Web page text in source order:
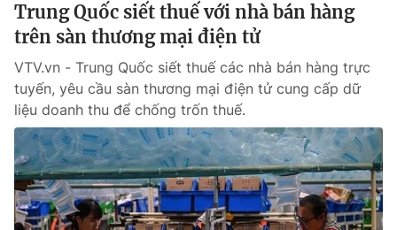
Trung Quốc siết thuế với nhà bán hàng
trên sàn thương mại điện tử
VTV.vn - Trung Quốc siết thuế các nhà bán hàng trực
tuyến, yêu cầu sàn thương mại điện tử cung cấp dữ
liệu doanh thu để chống trốn thuế.